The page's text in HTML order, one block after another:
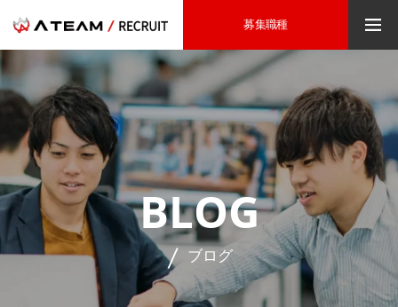
募集職種
BLOG
ブログ